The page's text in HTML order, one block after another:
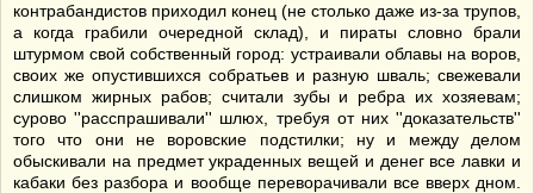
контрабандистов приходил конец (не столько даже из-за трупов,
а когда грабили очередной склад), и пираты словно брали
штурмом свой собственный город: устраивали облавы на воров,
своих же опустившихся собратьев и разную шваль; свежевали
слишком жирных рабов; считали зубы и ребра их хозяевам;
сурово ''расспрашивали'' шлюх, требуя от них ''доказательств''
того что они не воровские подстилки; ну и между делом
обыскивали на предмет украденных вещей и денег все лавки и
кабаки без разбора и вообще переворачивали все вверх дном.